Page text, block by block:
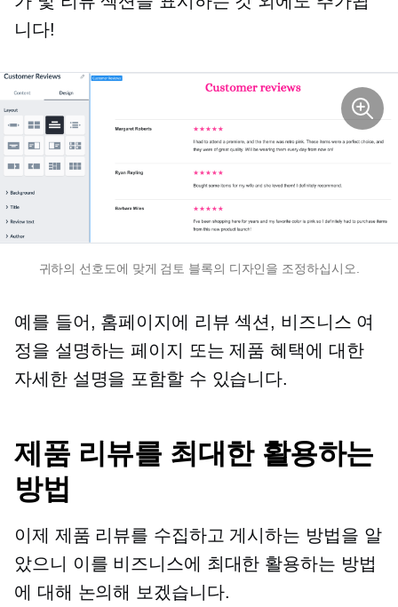
니다!
귀하의 선호도에 맞게 검토 블록의 디자인을 조정하십시오.
예를 들어, 홈페이지에 리뷰 섹션, 비즈니스 여
정을 설명하는 페이지 또는 제품 혜택에 대한
자세한 설명을 포함할 수 있습니다.
제품 리뷰를 최대한 활용하는
방법
이제 제품 리뷰를 수집하고 게시하는 방법을 알
았으니 이를 비즈니스에 최대한 활용하는 방법
에 대해 논의해 보겠습니다.